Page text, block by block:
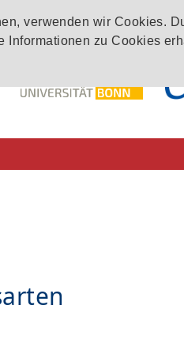
verwenden wir Cookies.
Informationen zu Cookies